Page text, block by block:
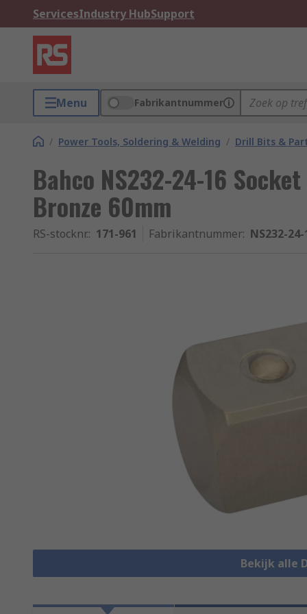
ServicesIndustry HubSupport
Menu Fabrikantnummer
/ Power Tools, Soldering & Welding / Drill Bits &
Bahco NS232-24-16
Bronze 60mm
RS-stocknr.: 171-961 Fabrikantnummer: NS232-24-
Bekijk alle